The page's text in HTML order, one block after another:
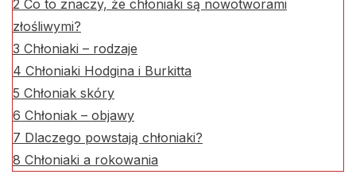
2 Co to znaczy, że chłoniaki są nowotworami
złośliwymi?
3 Chłoniaki – rodzaje
4 Chłoniaki Hodgina i Burkitta
5 Chłoniak skóry
6 Chłoniak – objawy
7 Dlaczego powstają chłoniaki?
8 Chłoniaki a rokowania